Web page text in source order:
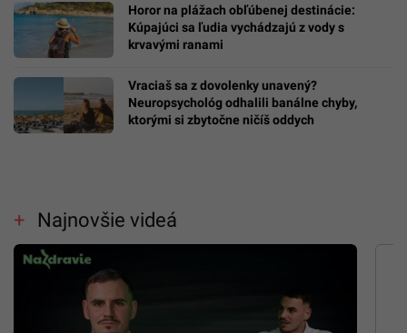
Horor na plážach obľúbenej destinácie:
Kúpajúci sa ľudia vychádzajú z vody s
krvavými ranami
Vraciaš sa z dovolenky unavený?
Neuropsychológ odhalili banálne chyby,
ktorými si zbytočne ničíš oddych
Najnovšie videá